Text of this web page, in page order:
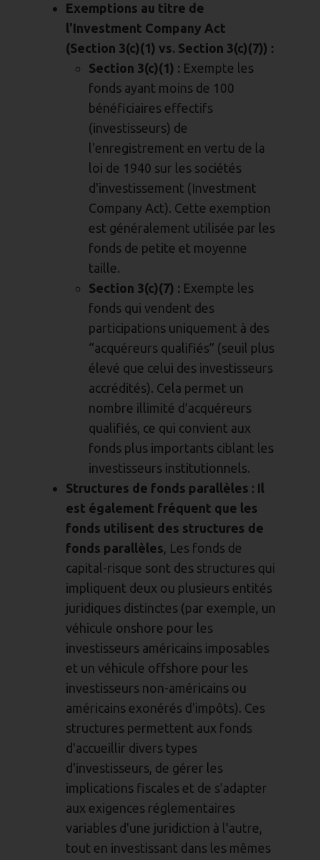
Exemptions au titre de
l'Investment Company Act
(Section 3(c)(1) vs. Section 3(c)(7)) :
Section 3(c)(1) : Exempte les
fonds ayant moins de 100
bénéficiaires effectifs
(investisseurs) de
l'enregistrement en vertu de la
loi de 1940 sur les sociétés
d'investissement (Investment
Company Act). Cette exemption
est généralement utilisée par les
fonds de petite et moyenne
taille.
Section 3(c)(7) : Exempte les
fonds qui vendent des
participations uniquement à des
“acquéreurs qualifiés” (seuil plus
élevé que celui des investisseurs
accrédités). Cela permet un
nombre illimité d'acquéreurs
qualifiés, ce qui convient aux
fonds plus importants ciblant les
investisseurs institutionnels.
Structures de fonds parallèles : Il
est également fréquent que les
fonds utilisent des structures de
fonds parallèles, Les fonds de
capital-risque sont des structures qui
impliquent deux ou plusieurs entités
juridiques distinctes (par exemple, un
véhicule onshore pour les
investisseurs américains imposables
et un véhicule offshore pour les
investisseurs non-américains ou
américains exonérés d'impôts). Ces
structures permettent aux fonds
d'accueillir divers types
d'investisseurs, de gérer les
implications fiscales et de s'adapter
aux exigences réglementaires
variables d'une juridiction à l'autre,
tout en investissant dans les mêmes